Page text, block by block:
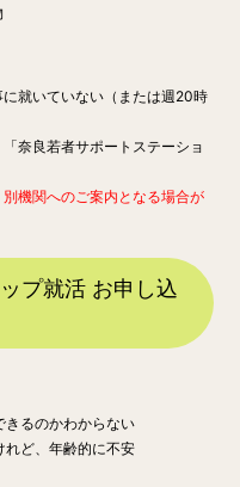
就いていない（または週20時
奈良若者サポートステーショ
機関へのご案内となる場合が
プ就活 お申し込
るのかわからない
ど、年齢的に不安